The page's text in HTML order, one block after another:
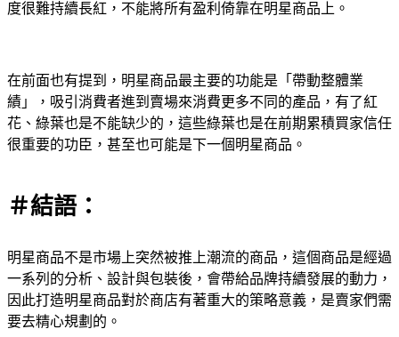
度很難持續長紅，不能將所有盈利倚靠在明星商品上。
在前面也有提到，明星商品最主要的功能是「帶動整體業
績」，吸引消費者進到賣場來消費更多不同的產品，有了紅
花、綠葉也是不能缺少的，這些綠葉也是在前期累積買家信任
很重要的功臣，甚至也可能是下一個明星商品。
＃結語：
明星商品不是市場上突然被推上潮流的商品，這個商品是經過
一系列的分析、設計與包裝後，會帶給品牌持續發展的動力，
因此打造明星商品對於商店有著重大的策略意義，是賣家們需
要去精心規劃的。